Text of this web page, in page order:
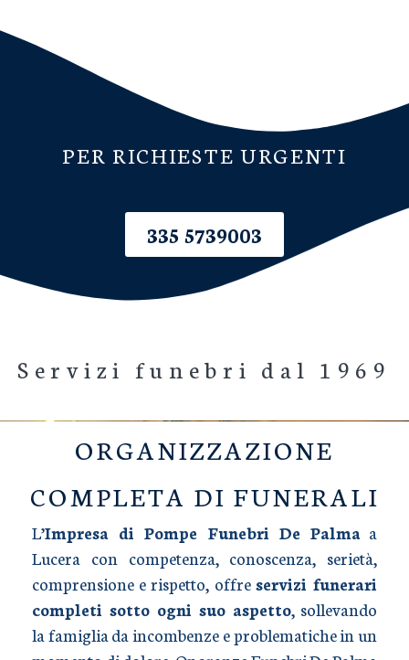
PER RICHIESTE URGENTI
335 5739003
Servizi funebri dal 1969
ORGANIZZAZIONE
COMPLETA DI FUNERALI
L’Impresa di Pompe Funebri De Palmaa
Lucera con competenza, conoscenza, serietà,
comprensione e rispetto, offreservizi funerari
completi sotto ogni suo aspetto, sollevando
la famiglia da incombenze e problematiche in un